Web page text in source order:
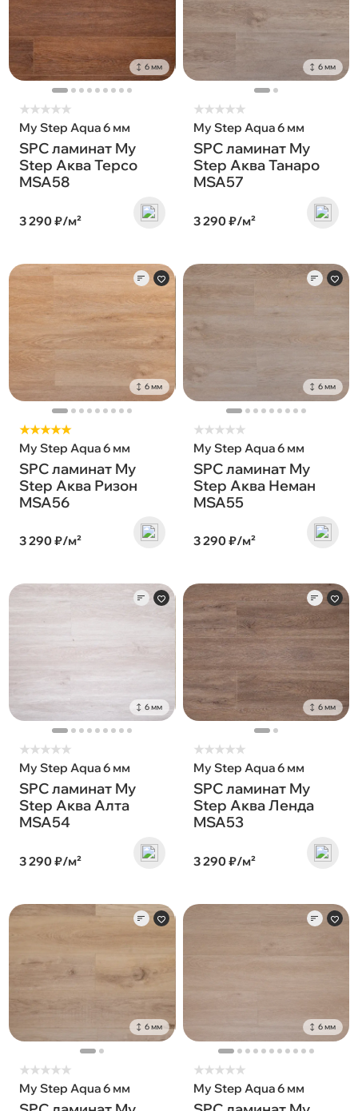
6 мм
★★★★★
My Step Aqua 6 мм
SPC ламинат My
Step Аква Терсо
MSA58
3 290 ₽/м²
6 мм
★★★★★
My Step Aqua 6 мм
SPC ламинат My
Step Аква Танаро
MSA57
3 290 ₽/м²
6 мм
★★★★★
My Step Aqua 6 мм
SPC ламинат My
Step Аква Ризон
MSA56
3 290 ₽/м²
6 мм
★★★★★
My Step Aqua 6 мм
SPC ламинат My
Step Аква Неман
MSA55
3 290 ₽/м²
6 мм
★★★★★
My Step Aqua 6 мм
SPC ламинат My
Step Аква Алта
MSA54
3 290 ₽/м²
6 мм
★★★★★
My Step Aqua 6 мм
SPC ламинат My
Step Аква Ленда
MSA53
3 290 ₽/м²
6 мм
★★★★★
My Step Aqua 6 мм
6 мм
★★★★★
My Step Aqua 6 мм